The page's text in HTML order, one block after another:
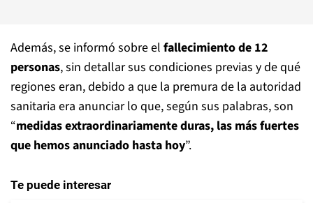
Además, se informó sobre el fallecimiento de 12
personas, sin detallar sus condiciones previas y de qué
regiones eran, debido a que la premura de la autoridad
sanitaria era anunciar lo que, según sus palabras, son
“medidas extraordinariamente duras, las más fuertes
que hemos anunciado hasta hoy”.
Te puede interesar